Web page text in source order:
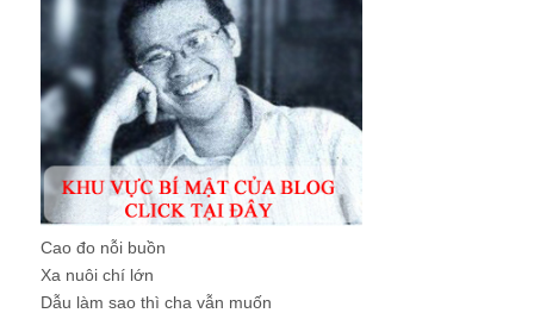
Cao đo nỗi buồn
Xa nuôi chí lớn
Dẫu làm sao thì cha vẫn muốn